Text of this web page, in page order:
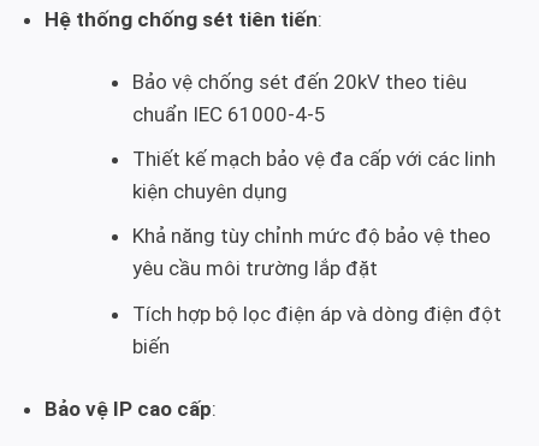
Hệ thống chống sét tiên tiến:
Bảo vệ chống sét đến 20kV theo tiêu
chuẩn IEC 61000-4-5
Thiết kế mạch bảo vệ đa cấp với các linh
kiện chuyên dụng
Khả năng tùy chỉnh mức độ bảo vệ theo
yêu cầu môi trường lắp đặt
Tích hợp bộ lọc điện áp và dòng điện đột
biến
Bảo vệ IP cao cấp: